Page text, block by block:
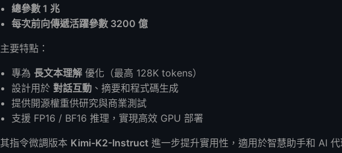
總參數 1 兆
每次前向傳遞活躍參數 3200 億
主要特點：
專為 長文本理解 優化（最高 128K tokens）
設計用於對話互動 、摘要和程式碼生成
提供開源權重供研究與商業測試
支援 FP16 / BF16 推理，實現高效 GPU 部署
其指令微調版本 Kimi-K2-Instruct 進一步提升實用性，適用於智慧助手和 AI 代